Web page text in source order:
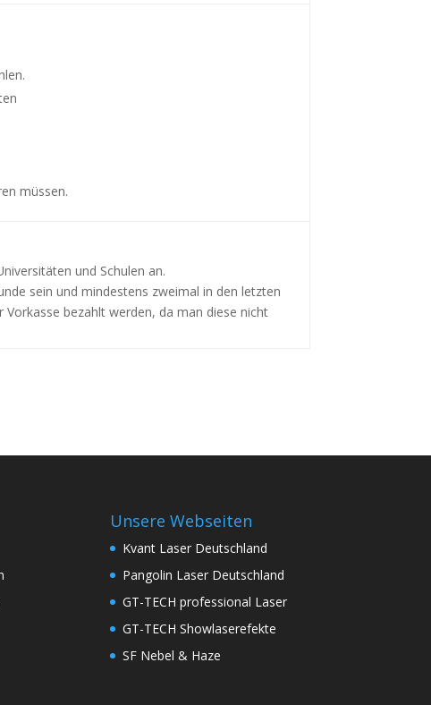
müssen.
und Schulen an.
sein und mindestens zweimal in den letzten
bezahlt werden, da man diese nicht
Unsere Webseiten
Kvant Laser Deutschland
Pangolin Laser Deutschland
GT-TECH professional Laser
GT-TECH Showlaserefekte
SF Nebel & Haze